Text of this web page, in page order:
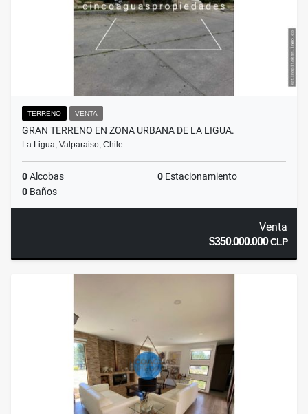
TERRENO VENTA
GRAN TERRENO EN ZONA URBANA DE LA LIGUA.
La Ligua, Valparaiso, Chile
0Alcobas 0 Estacionamiento
0 Baños
Venta
$350.000.000CLP